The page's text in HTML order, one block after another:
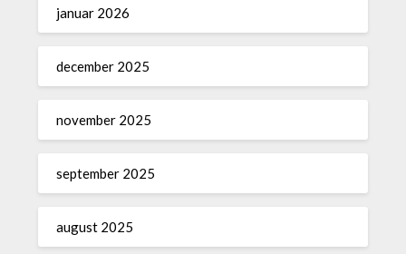
januar 2026
december 2025
november 2025
september 2025
august 2025